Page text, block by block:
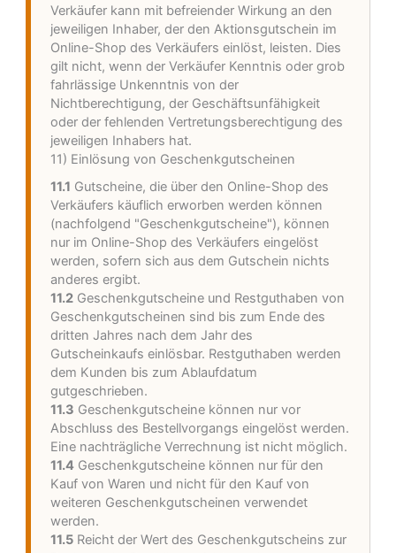
Verkäufer kann mit befreiender Wirkung an den
jeweiligen Inhaber, der den Aktionsgutschein im
Online-Shop des Verkäufers einlöst, leisten. Dies
gilt nicht, wenn der Verkäufer Kenntnis oder grob
fahrlässige Unkenntnis von der
Nichtberechtigung, der Geschäftsunfähigkeit
oder der fehlenden Vertretungsberechtigung des
jeweiligen Inhabers hat.
11) Einlösung von Geschenkgutscheinen
11.1 Gutscheine, die über den Online-Shop des
Verkäufers käuflich erworben werden können
(nachfolgend "Geschenkgutscheine"), können
nur im Online-Shop des Verkäufers eingelöst
werden, sofern sich aus dem Gutschein nichts
anderes ergibt.
11.2 Geschenkgutscheine und Restguthaben von
Geschenkgutscheinen sind bis zum Ende des
dritten Jahres nach dem Jahr des
Gutscheinkaufs einlösbar. Restguthaben werden
dem Kunden bis zum Ablaufdatum
gutgeschrieben.
11.3 Geschenkgutscheine können nur vor
Abschluss des Bestellvorgangs eingelöst werden.
Eine nachträgliche Verrechnung ist nicht möglich.
11.4 Geschenkgutscheine können nur für den
Kauf von Waren und nicht für den Kauf von
weiteren Geschenkgutscheinen verwendet
werden.
11.5 Reicht der Wert des Geschenkgutscheins zur